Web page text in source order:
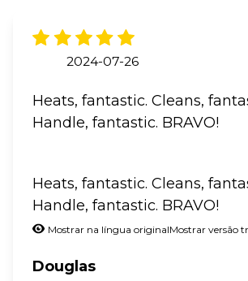
2024-07-26
Heats, fantastic. Cleans,
Handle, fantastic. BRAVO!
Heats, fantastic. Cleans,
Handle, fantastic. BRAVO!
Mostrar na língua originalMostrar versão
Douglas